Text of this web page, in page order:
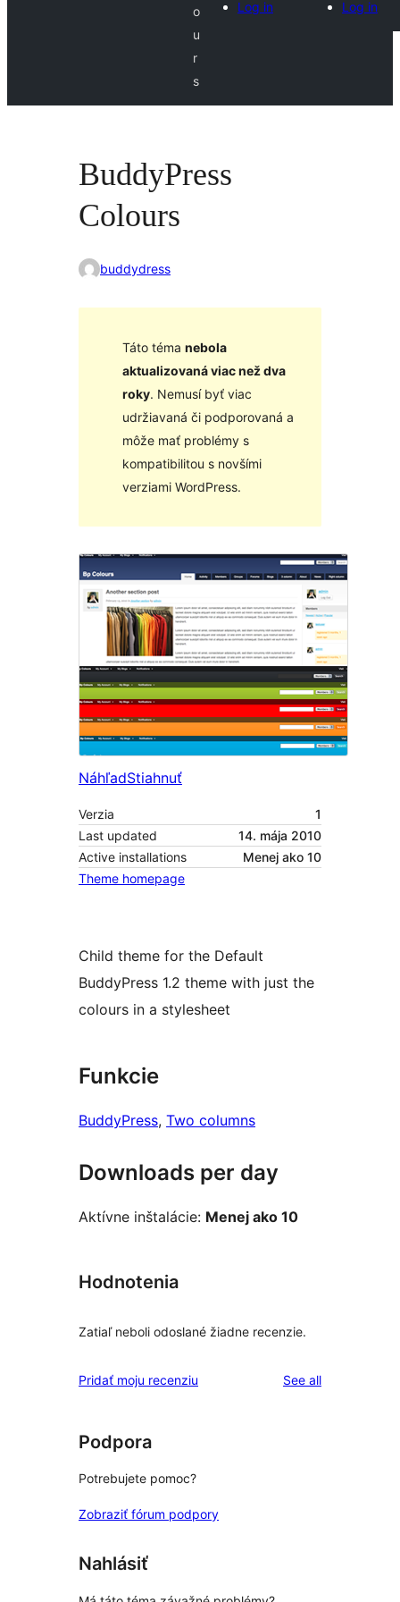
o
u
r
s
Log in
Log in
BuddyPress
Colours
buddydress
Táto téma nebola
aktualizovaná viac než dva
roky. Nemusí byť viac
udržiavaná či podporovaná a
môže mať problémy s
kompatibilitou s novšími
verziami WordPress.
NáhľadStiahnuť
Verzia
1
Last updated
14. mája 2010
Active installations
Menej ako 10
Theme homepage
Child theme for the Default
BuddyPress 1.2 theme with just the
colours in a stylesheet
Funkcie
BuddyPress, Two columns
Downloads per day
Aktívne inštalácie: Menej ako 10
Hodnotenia
Zatiaľ neboli odoslané žiadne recenzie.
Pridať moju recenziu See allreviews
Podpora
Potrebujete pomoc?
Zobraziť fórum podpory
Nahlásiť